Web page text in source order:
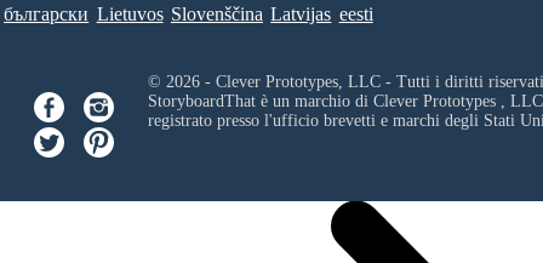
български Lietuvos Slovenščina Latvijas eesti
© 2026 - Clever Prototypes, LLC - Tutti i diritti
StoryboardThat è un marchio di Clever Prototypes , LLC
registrato presso l'ufficio brevetti e marchi degli Stati